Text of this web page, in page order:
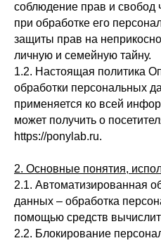
соблюдение прав и свобод
при обработке его
защиты прав на
личную и семейную тайну.
1.2. Настоящая политика
обработки персональных
применяется ко всей
может получить о
https://ponylab.ru.
2. Основные понятия,
2.1. Автоматизированная
данных – обработка
помощью средств
2.2. Блокирование